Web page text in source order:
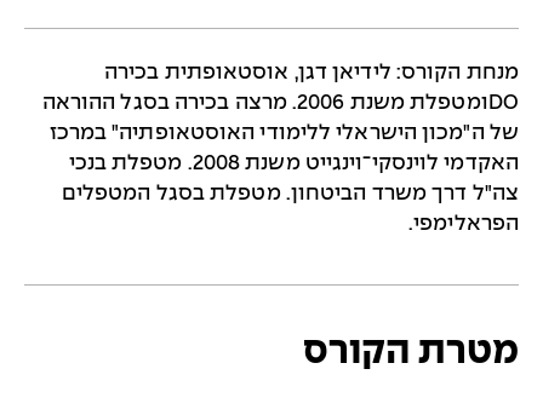
מנחת הקורס: לידיאן דגן, אוסטאופתית בכירה
DOומטפלת משנת 2006. מרצה בכירה בסגל ההוראה
של ה"מכון הישראלי ללימודי האוסטאופתיה" במרכז
האקדמי לוינסקי־וינגייט משנת 2008. מטפלת בנכי
צה"ל דרך משרד הביטחון. מטפלת בסגל המטפלים
הפראלימפי.
מטרת הקורס